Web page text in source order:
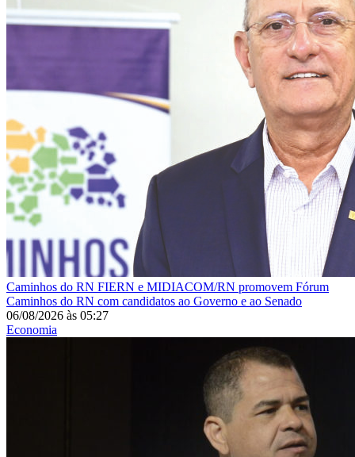
Caminhos do RN FIERN e MIDIACOM/RN promovem Fórum
Caminhos do RN com candidatos ao Governo e ao Senado
06/08/2026 às 05:27
Economia